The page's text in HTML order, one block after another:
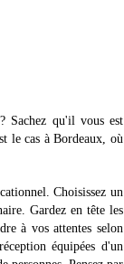
Sachez qu'il vous est
le cas à Bordeaux, où
Choisissez un
Gardez en tête les
à vos attentes selon
équipées d'un